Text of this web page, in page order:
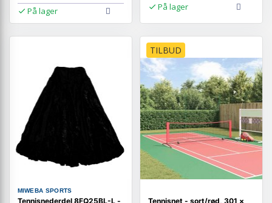
På lager På lager
MIWEBA SPORTS
Tennisnederdel 8FQ25BL-L -
TILBUD
Tennisnet - sort/rød, 301 ×